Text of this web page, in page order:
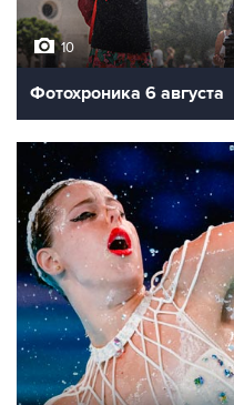
10
Фотохроника 6 августа